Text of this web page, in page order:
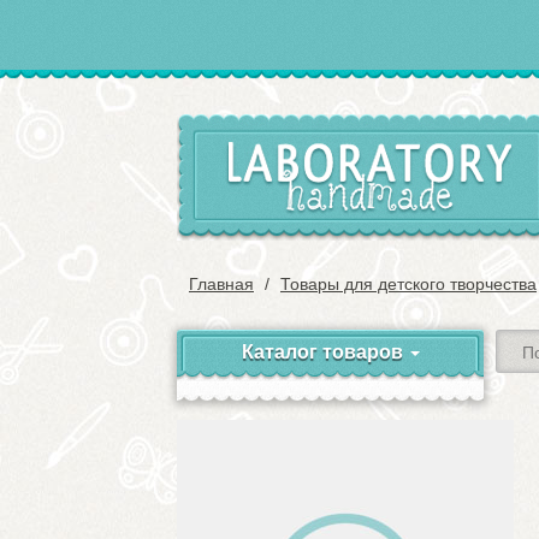
Главная Товары для детского творчества
Каталог товаров